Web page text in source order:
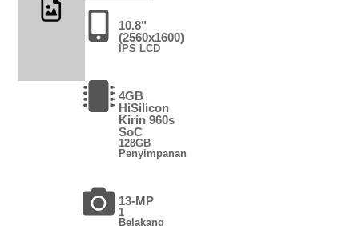
10.8"
(2560x1600)
IPS LCD
4GB
HiSilicon
Kirin 960s
SoC
128GB
Penyimpanan
13-MP
1
Belakang